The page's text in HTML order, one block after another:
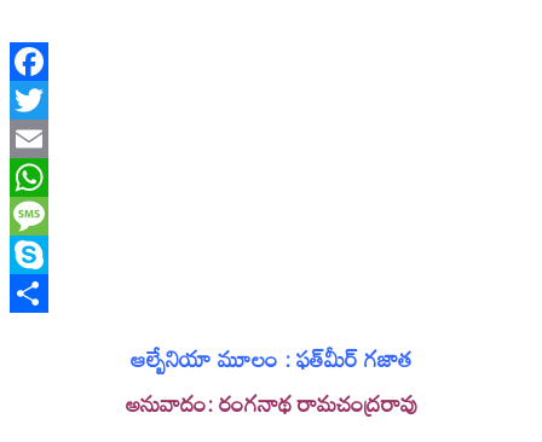
Facebook
Twitter
Email
WhatsApp
Message
Skype
ఆల్బేనియా మూలం : ఫత్‌మీర్‌ గజాత
అనువాదం: రంగనాథ రామచంద్రరావు